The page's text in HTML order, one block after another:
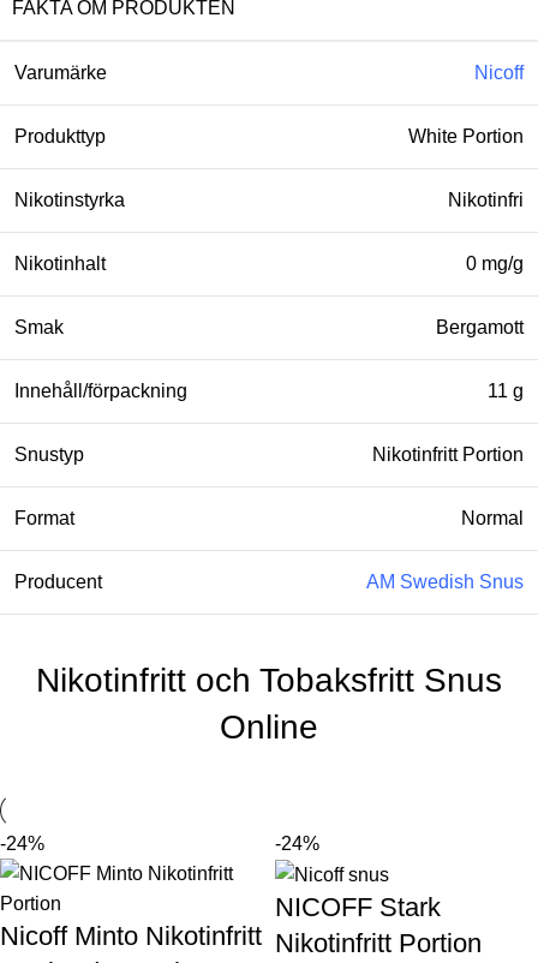
FAKTA OM PRODUKTEN
Varumärke Nicoff
Produkttyp White Portion
Nikotinstyrka Nikotinfri
Nikotinhalt 0 mg/g
Smak Bergamott
Innehåll/förpackning 11 g
Snustyp Nikotinfritt Portion
Format Normal
Producent AM Swedish Snus
Nikotinfritt och Tobaksfritt Snus
Online
-24%
Nicoff Minto Nikotinfritt
-24%
NICOFF Stark
Nikotinfritt Portion